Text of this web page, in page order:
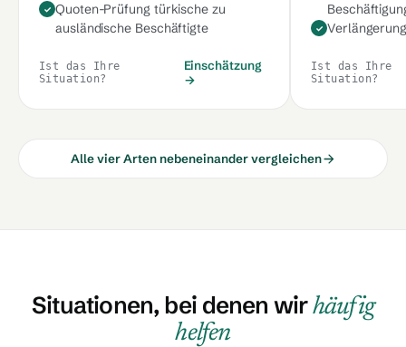
Quoten-Prüfung türkische zu
ausländische Beschäftigte
Ist das Ihre
Situation?
Einschätzung
→
Ist das Ihre
Situation?
Alle vier Arten nebeneinander vergleichen
Situationen, bei denen wirhäufig
helfen